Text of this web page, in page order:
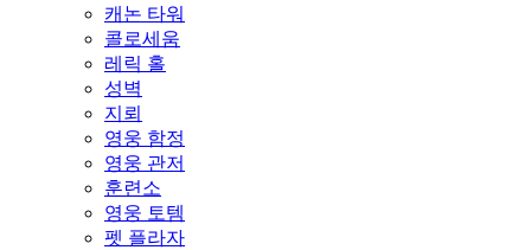
캐논 타워
콜로세움
레릭 홀
성벽
지뢰
영웅 함정
영웅 관저
훈련소
영웅 토템
펫 플라자